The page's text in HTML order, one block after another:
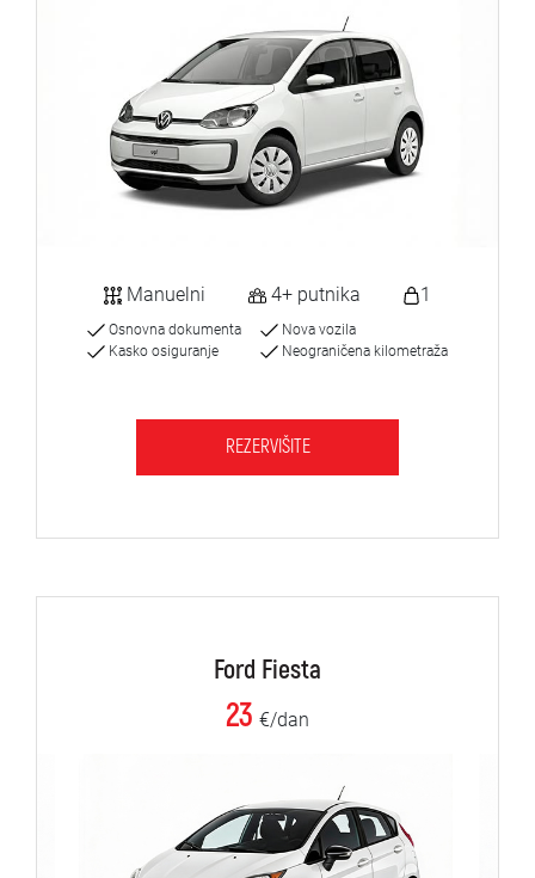
Manuelni 4+ putnika 1
Osnovna dokumenta
Kasko osiguranje
Nova vozila
Neograničena kilometraža
REZERVIŠITE
Ford Fiesta
23 €/dan